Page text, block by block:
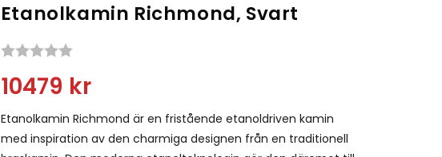
Etanolkamin Richmond, Svart
10479 kr
Etanolkamin Richmond är en fristående etanoldriven kamin
med inspiration av den charmiga designen från en traditionell